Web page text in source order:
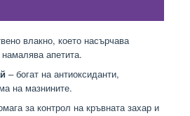
влакно, което насърчава
апетита.
– богат на антиоксиданти,
на мазнините.
за контрол на кръвната захар и